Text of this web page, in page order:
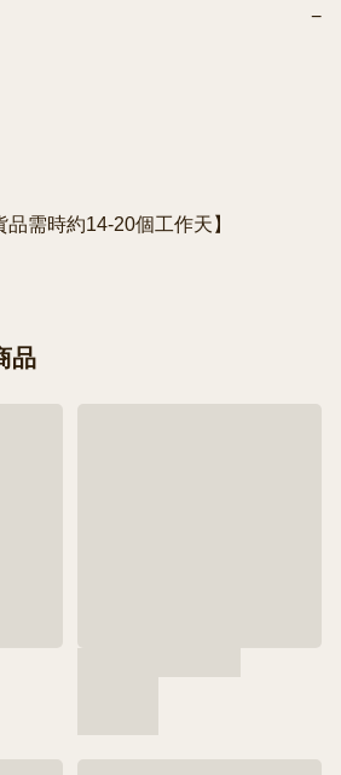
−
品需時約14-20個工作天】
品